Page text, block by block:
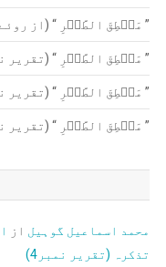
” مَنۡطِقَ الطَّیۡرِ “ (از روئے
” مَنۡطِقَ الطَّیۡرِ “ (تقریر
” مَنۡطِقَ الطَّیۡرِ “ (تقریر
” مَنۡطِقَ الطَّیۡرِ “ (تقریر
محمد اسماعیل گوہیل از
تذکرہ (تقریر نمبر4)